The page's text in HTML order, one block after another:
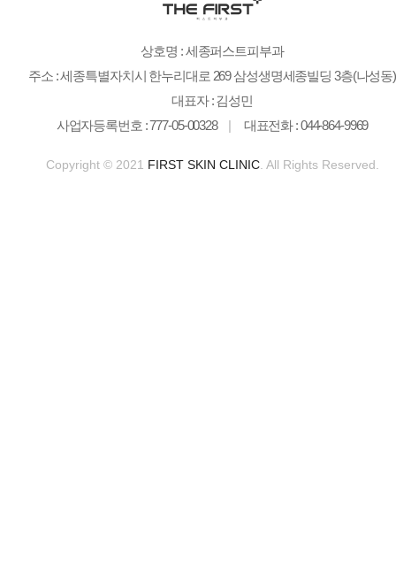
상호명 : 세종퍼스트피부과
주소 : 세종특별자치시 한누리대로 269 삼성생명세종빌딩 3층(나성동)
대표자 : 김성민
사업자등록번호 : 777-05-00328
| 대표전화 : 044-864-9969
Copyright © 2021 FIRST SKIN CLINIC. All Rights Reserved.